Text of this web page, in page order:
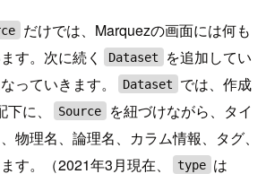
だけでは、Marquezの画面には何も
す。次に続く
Dataset
を追加してい
っていきます。
Dataset
では、作成
下に、 Source
を紐づけながら、タイ
物理名、論理名、カラム情報、タグ、
す。（2021年3月現在、
type は